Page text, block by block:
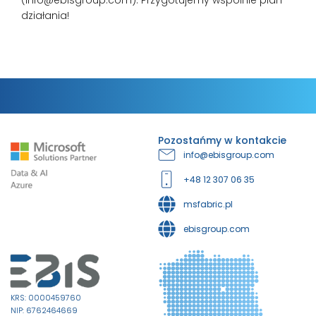
działania!
Pozostańmy w kontakcie
info@ebisgroup.com
+48 12 307 06 35
msfabric.pl
ebisgroup.com
KRS: 0000459760
NIP: 6762464669